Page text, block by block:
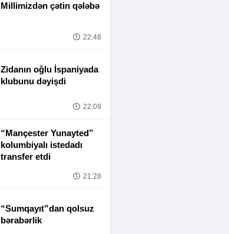
Millimizdən çətin qələbə
22:48
Zidanın oğlu İspaniyada
klubunu dəyişdi
22:09
“Mançester Yunayted”
kolumbiyalı istedadı
transfer etdi
21:28
“Sumqayıt”dan qolsuz
bərabərlik